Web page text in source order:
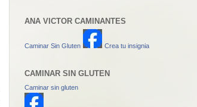
ANA VICTOR CAMINANTES
Caminar Sin Gluten Crea tu insignia
CAMINAR SIN GLUTEN
Caminar sin gluten